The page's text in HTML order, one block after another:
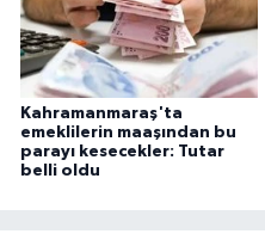
Kahramanmaraş'ta
emeklilerin maaşından bu
parayı kesecekler: Tutar
belli oldu